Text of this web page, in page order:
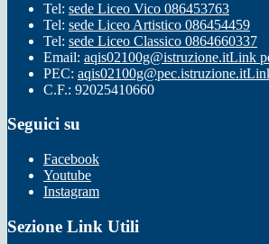
Tel: sede Liceo Vico 086453763
Tel: sede Liceo Artistico 086454459
Tel: sede Liceo Classico 0864660337
Email: aqis02100g@istruzione.itLink
PEC: aqis02100g@pec.istruzione.it
C.F.: 92025410660
Seguici su
Facebook
Youtube
Instagram
Sezione Link Utili